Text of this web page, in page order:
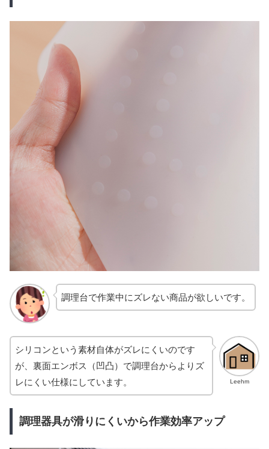
調理台で作業中にズレない商品が欲しいです。
Leehm
シリコンという素材自体がズレにくいのです
が、裏面エンボス（凹凸）で調理台からよりズ
レにくい仕様にしています。
調理器具が滑りにくいから作業効率アップ